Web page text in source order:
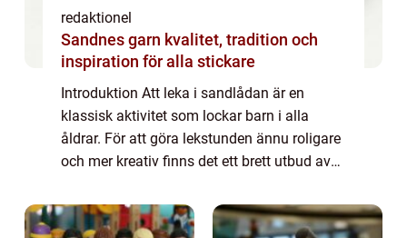
redaktionel
Sandnes garn kvalitet, tradition och
inspiration för alla stickare
Introduktion Att leka i sandlådan är en
klassisk aktivitet som lockar barn i alla
åldrar. För att göra lekstunden ännu roligare
och mer kreativ finns det ett brett utbud av
sandlådelek. I denna artikel kommer v...